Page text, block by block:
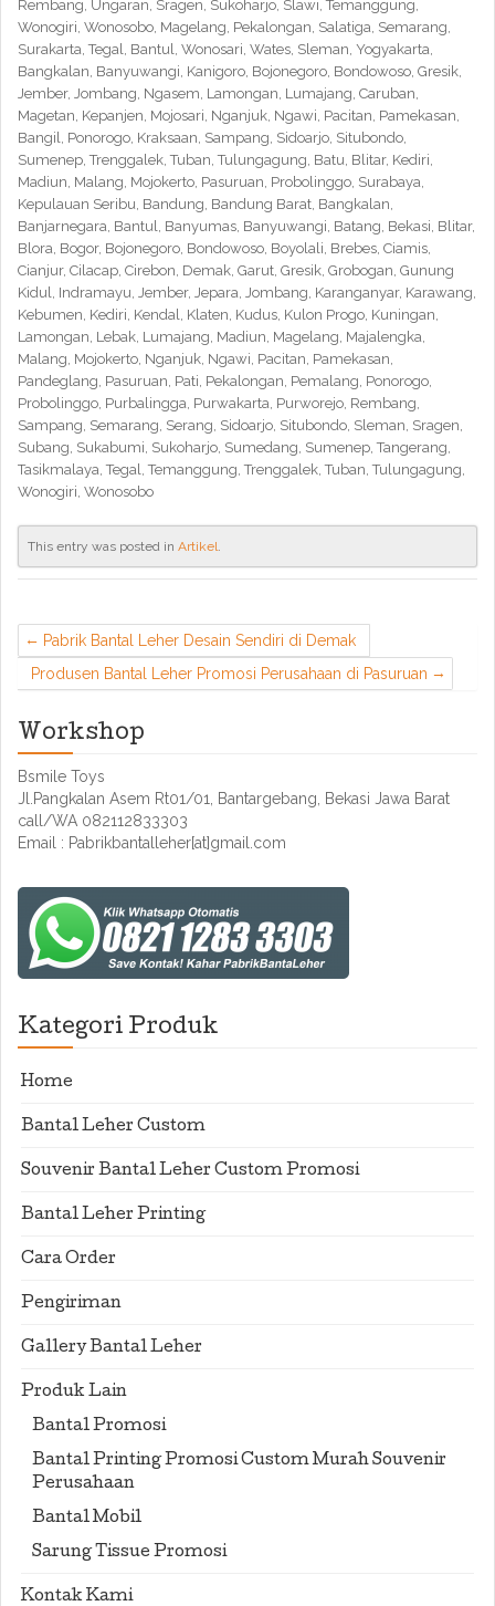
Rembang, Ungaran, Sragen, Sukoharjo, Slawi, Temanggung,
Wonogiri, Wonosobo, Magelang, Pekalongan, Salatiga, Semarang,
Surakarta, Tegal, Bantul, Wonosari, Wates, Sleman, Yogyakarta,
Bangkalan, Banyuwangi, Kanigoro, Bojonegoro, Bondowoso, Gresik,
Jember, Jombang, Ngasem, Lamongan, Lumajang, Caruban,
Magetan, Kepanjen, Mojosari, Nganjuk, Ngawi, Pacitan, Pamekasan,
Bangil, Ponorogo, Kraksaan, Sampang, Sidoarjo, Situbondo,
Sumenep, Trenggalek, Tuban, Tulungagung, Batu, Blitar, Kediri,
Madiun, Malang, Mojokerto, Pasuruan, Probolinggo, Surabaya,
Kepulauan Seribu, Bandung, Bandung Barat, Bangkalan,
Banjarnegara, Bantul, Banyumas, Banyuwangi, Batang, Bekasi, Blitar,
Blora, Bogor, Bojonegoro, Bondowoso, Boyolali, Brebes, Ciamis,
Cianjur, Cilacap, Cirebon, Demak, Garut, Gresik, Grobogan, Gunung
Kidul, Indramayu, Jember, Jepara, Jombang, Karanganyar, Karawang,
Kebumen, Kediri, Kendal, Klaten, Kudus, Kulon Progo, Kuningan,
Lamongan, Lebak, Lumajang, Madiun, Magelang, Majalengka,
Malang, Mojokerto, Nganjuk, Ngawi, Pacitan, Pamekasan,
Pandeglang, Pasuruan, Pati, Pekalongan, Pemalang, Ponorogo,
Probolinggo, Purbalingga, Purwakarta, Purworejo, Rembang,
Sampang, Semarang, Serang, Sidoarjo, Situbondo, Sleman, Sragen,
Subang, Sukabumi, Sukoharjo, Sumedang, Sumenep, Tangerang,
Tasikmalaya, Tegal, Temanggung, Trenggalek, Tuban, Tulungagung,
Wonogiri, Wonosobo
This entry was posted in Artikel.
Pabrik Bantal Leher Desain Sendiri di Demak
Produsen Bantal Leher Promosi Perusahaan di Pasuruan
Workshop
Bsmile Toys
Jl.Pangkalan Asem Rt01/01, Bantargebang, Bekasi Jawa Barat
call/WA 082112833303
Email : Pabrikbantalleher[at]gmail.com
Kategori Produk
Home
Bantal Leher Custom
Souvenir Bantal Leher Custom Promosi
Bantal Leher Printing
Cara Order
Pengiriman
Gallery Bantal Leher
Produk Lain
Bantal Promosi
Bantal Printing Promosi Custom Murah Souvenir
Perusahaan
Bantal Mobil
Sarung Tissue Promosi
Kontak Kami